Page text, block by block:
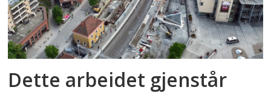
Dette arbeidet gjenstår